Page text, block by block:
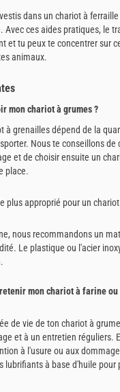
dans un chariot à
Avec ces aides pratiques, le
et tu peux te concentrer sur
animaux.
mon chariot à grumes ?
à grenailles dépend de la
Nous te conseillons de
et de choisir ensuite un
place.
plus approprié pour un
nous recommandons un
Le plastique ou l'acier
mon chariot à farine ou
de vie de ton chariot à
et à un entretien réguliers.
à l'usure ou aux
lubrifiants à base d'huile pour